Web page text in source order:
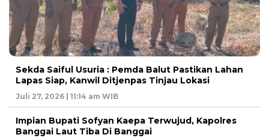
Sekda Saiful Usuria : Pemda Balut Pastikan Lahan
Lapas Siap, Kanwil Ditjenpas Tinjau Lokasi
Juli 27, 2026 | 11:14 am WIB
Impian Bupati Sofyan Kaepa Terwujud, Kapolres
Banggai Laut Tiba Di Banggai